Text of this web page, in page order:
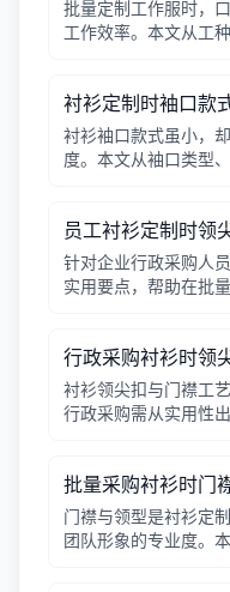
批量定制工作服时，
工作效率。本文从工
衬衫定制时袖口款
衬衫袖口款式虽小，
度。本文从袖口类型
员工衬衫定制时领
针对企业行政采购人
实用要点，帮助在批
行政采购衬衫时领
衬衫领尖扣与门襟工
行政采购需从实用性
批量采购衬衫时门
门襟与领型是衬衫定
团队形象的专业度。